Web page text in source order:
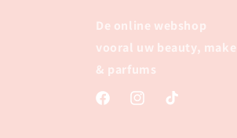
De online webshop
vooral uw beauty,
& parfums
FacebookInstagramTikTok